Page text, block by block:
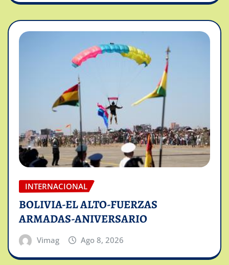
INTERNACIONAL
BOLIVIA-EL ALTO-FUERZAS
ARMADAS-ANIVERSARIO
Vimag Ago 8, 2026